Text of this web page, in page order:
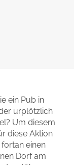
ein Pub in
urplötzlich
Um diesem
diese Aktion
einen
Dorf am